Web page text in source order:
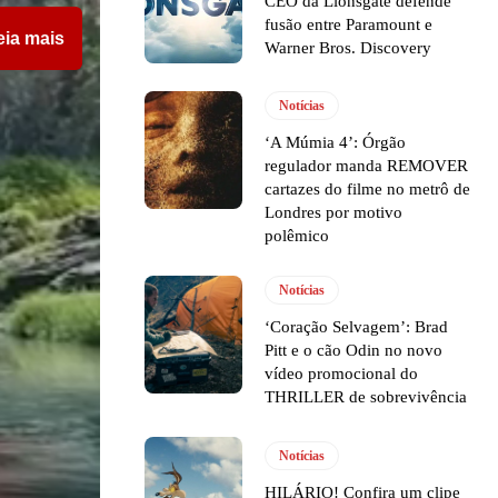
mais
fusão entre Paramount e
Warner Bros. Discovery
Notícias
‘A Múmia 4’: Órgão
regulador manda REMOVER
cartazes do filme no metrô de
Londres por motivo
polêmico
Notícias
‘Coração Selvagem’: Brad
Pitt e o cão Odin no novo
vídeo promocional do
THRILLER de sobrevivência
Notícias
HILÁRIO! Confira um clipe